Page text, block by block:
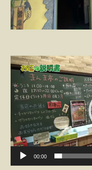
動
画
プ
レ
ヤ
ー
00:00